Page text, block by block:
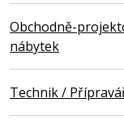
Obchodně-
nábytek
Technik /